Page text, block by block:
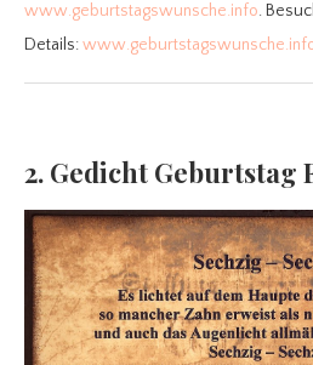
www.geburtstagswunsche.info.
Details:
2. Gedicht Geburtstag